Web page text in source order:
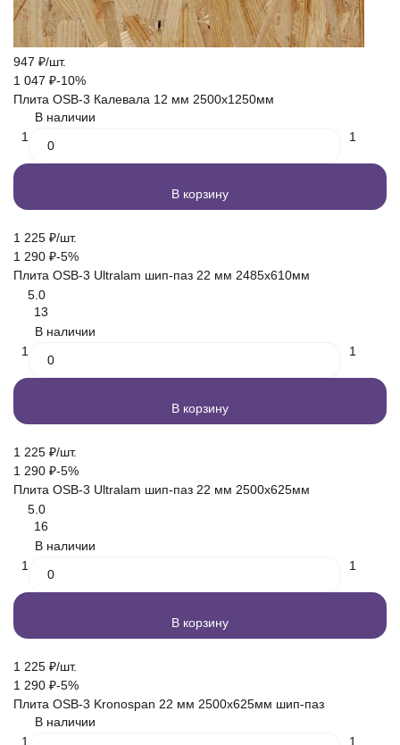
947 ₽/шт.
1 047 ₽-10%
Плита OSB-3 Калевала 12 мм 2500х1250мм
В наличии
1
1
В корзину
1 225 ₽/шт.
1 290 ₽-5%
Плита OSB-3 Ultralam шип-паз 22 мм 2485х610мм
5.0
13
В наличии
1
1
В корзину
1 225 ₽/шт.
1 290 ₽-5%
Плита OSB-3 Ultralam шип-паз 22 мм 2500х625мм
5.0
16
В наличии
1
1
В корзину
1 225 ₽/шт.
1 290 ₽-5%
Плита OSB-3 Kronospan 22 мм 2500х625мм шип-паз
В наличии
1
1